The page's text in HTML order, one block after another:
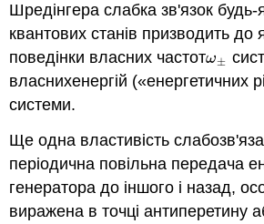
Шредінгера слабка зв'язок будь-
квантових станів призводить до
поведінки власних частотω±
ω±
власнихенергій («енергетичних
системи.
Ще одна властивість
періодична повільна передача
генератора до іншого і назад,
виражена в точці антиперетину